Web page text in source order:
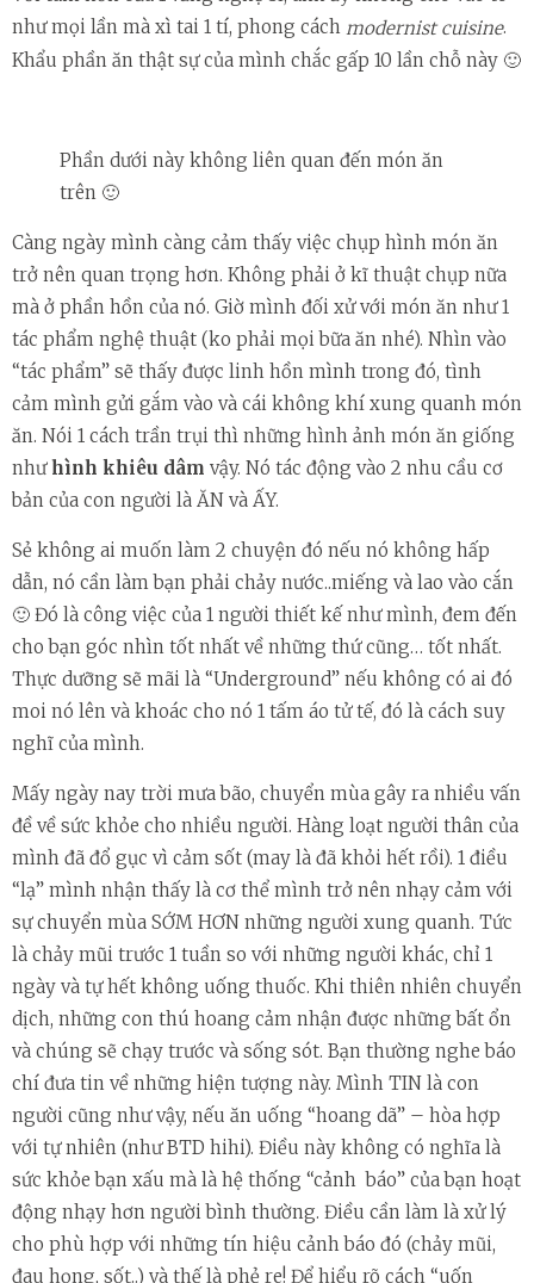
như mọi lần mà xì tai 1 tí, phong cách modernist cuisine.
Khẩu phần ăn thật sự của mình chắc gấp 10 lần chỗ này 🙂
Phần dưới này không liên quan đến món ăn
trên 🙂
Càng ngày mình càng cảm thấy việc chụp hình món ăn
trở nên quan trọng hơn. Không phải ở kĩ thuật chụp nữa
mà ở phần hồn của nó. Giờ mình đối xử với món ăn như 1
tác phẩm nghệ thuật (ko phải mọi bữa ăn nhé). Nhìn vào
“tác phẩm” sẽ thấy được linh hồn mình trong đó, tình
cảm mình gửi gắm vào và cái không khí xung quanh món
ăn. Nói 1 cách trần trụi thì những hình ảnh món ăn giống
như hình khiêu dâm vậy. Nó tác động vào 2 nhu cầu cơ
bản của con người là ĂN và ẤY.
Sẻ không ai muốn làm 2 chuyện đó nếu nó không hấp
dẫn, nó cần làm bạn phải chảy nước..miếng và lao vào cắn
🙂 Đó là công việc của 1 người thiết kế như mình, đem đến
cho bạn góc nhìn tốt nhất về những thứ cũng… tốt nhất.
Thực dưỡng sẽ mãi là “Underground” nếu không có ai đó
moi nó lên và khoác cho nó 1 tấm áo tử tế, đó là cách suy
nghĩ của mình.
Mấy ngày nay trời mưa bão, chuyển mùa gây ra nhiều vấn
đề về sức khỏe cho nhiều người. Hàng loạt người thân của
mình đã đổ gục vì cảm sốt (may là đã khỏi hết rồi). 1 điều
“lạ” mình nhận thấy là cơ thể mình trở nên nhạy cảm với
sự chuyển mùa SỚM HƠN những người xung quanh. Tức
là chảy mũi trước 1 tuần so với những người khác, chỉ 1
ngày và tự hết không uống thuốc. Khi thiên nhiên chuyển
dịch, những con thú hoang cảm nhận được những bất ổn
và chúng sẽ chạy trước và sống sót. Bạn thường nghe báo
chí đưa tin về những hiện tượng này. Mình TIN là con
người cũng như vậy, nếu ăn uống “hoang dã” – hòa hợp
với tự nhiên (như BTD hihi). Điều này không có nghĩa là
sức khỏe bạn xấu mà là hệ thống “cảnh báo” của bạn hoạt
động nhạy hơn người bình thường. Điều cần làm là xử lý
cho phù hợp với những tín hiệu cảnh báo đó (chảy mũi,
đau họng, sốt..) và thế là phẻ re! Để hiểu rõ cách “uốn